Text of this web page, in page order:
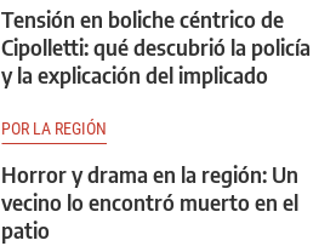
Tensión en boliche céntrico de
Cipolletti: qué descubrió la policía
y la explicación del implicado
POR LA REGIÓN
Horror y drama en la región: Un
vecino lo encontró muerto en el
patio